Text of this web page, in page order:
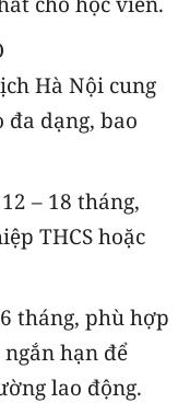
Hà Nội cung
đa dạng, bao
– 18 tháng,
THCS hoặc
tháng, phù hợp
hạn để
lao động.